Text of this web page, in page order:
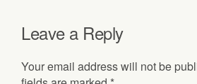
Leave a Reply
Your email address will not be